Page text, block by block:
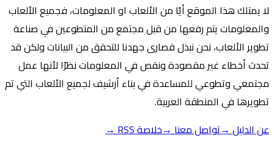
يمتلك هذا الموقع أيًا من الألعاب او المعلومات، فجميع الألعاب
يتم رفعها من قبل مجتمع من المتطوعين في صناعة
الألعاب، نحن نبذل قصارى جهدنا للتحقق من البيانات ولكن قد
أخطاء غير مقصودة ونقص في المعلومات نظرًا لأنها عمل
وتطوعي للمساعدة في بناء أرشيف لجميع الألعاب التي تم
في المنطقة العربية.
الدليل→تواصل معنا→خلاصة RSS →